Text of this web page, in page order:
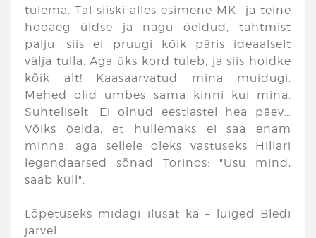
tulema. Tal siiski alles esimene MK- ja teine
hooaeg üldse ja nagu öeldud, tahtmist
palju, siis ei pruugi kõik päris ideaalselt
välja tulla. Aga üks kord tuleb, ja siis hoidke
kõik alt! Kaasaarvatud mina muidugi.
Mehed olid umbes sama kinni kui mina.
Suhteliselt. Ei olnud eestlastel hea päev…
Võiks öelda, et hullemaks ei saa enam
minna, aga sellele oleks vastuseks Hillari
legendaarsed sõnad Torinos: "Usu mind,
saab küll".
Lõpetuseks midagi ilusat ka – luiged Bledi
järvel.